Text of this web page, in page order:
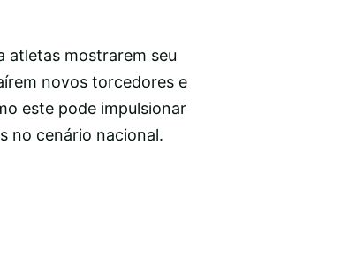
atletas mostrarem seu
novos torcedores e
este pode impulsionar
no cenário nacional.